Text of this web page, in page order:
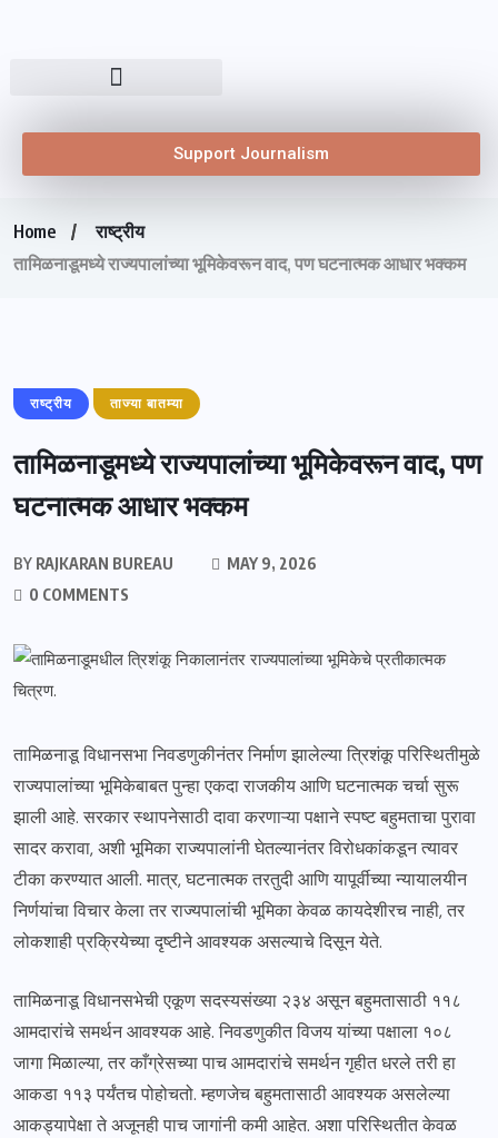
Support Journalism
Home
राष्ट्रीय
तामिळनाडूमध्ये राज्यपालांच्या भूमिकेवरून वाद, पण घटनात्मक आधार भक्कम
राष्ट्रीय ताज्या बातम्या
तामिळनाडूमध्ये राज्यपालांच्या भूमिकेवरून वाद, पण
घटनात्मक आधार भक्कम
BY RAJKARAN BUREAU
MAY 9, 2026
0 COMMENTS
तामिळनाडू विधानसभा निवडणुकीनंतर निर्माण झालेल्या त्रिशंकू परिस्थितीमुळे
राज्यपालांच्या भूमिकेबाबत पुन्हा एकदा राजकीय आणि घटनात्मक चर्चा सुरू
झाली आहे. सरकार स्थापनेसाठी दावा करणाऱ्या पक्षाने स्पष्ट बहुमताचा पुरावा
सादर करावा, अशी भूमिका राज्यपालांनी घेतल्यानंतर विरोधकांकडून त्यावर
टीका करण्यात आली. मात्र, घटनात्मक तरतुदी आणि यापूर्वीच्या न्यायालयीन
निर्णयांचा विचार केला तर राज्यपालांची भूमिका केवळ कायदेशीरच नाही, तर
लोकशाही प्रक्रियेच्या दृष्टीने आवश्यक असल्याचे दिसून येते.
तामिळनाडू विधानसभेची एकूण सदस्यसंख्या २३४ असून बहुमतासाठी ११८
आमदारांचे समर्थन आवश्यक आहे. निवडणुकीत विजय यांच्या पक्षाला १०८
जागा मिळाल्या, तर काँग्रेसच्या पाच आमदारांचे समर्थन गृहीत धरले तरी हा
आकडा ११३ पर्यंतच पोहोचतो. म्हणजेच बहुमतासाठी आवश्यक असलेल्या
आकड्यापेक्षा ते अजूनही पाच जागांनी कमी आहेत. अशा परिस्थितीत केवळ